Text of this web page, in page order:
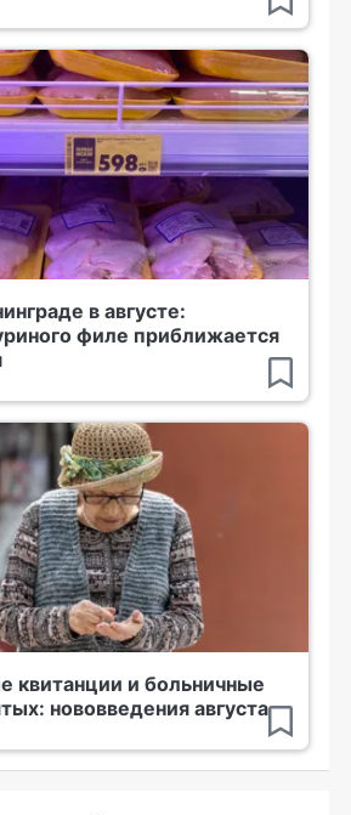
в августе:
филе приближается
квитанции и больничные
нововведения августа